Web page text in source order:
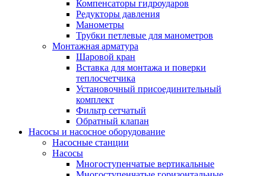
Компенсаторы гидроударов
Редукторы давления
Манометры
Трубки петлевые для манометров
Монтажная арматура
Шаровой кран
Вставка для монтажа и поверки
теплосчетчика
Установочный присоединительный
комплект
Фильтр сетчатый
Обратный клапан
Насосы и насосное оборудование
Насосные станции
Насосы
Многоступенчатые вертикальные